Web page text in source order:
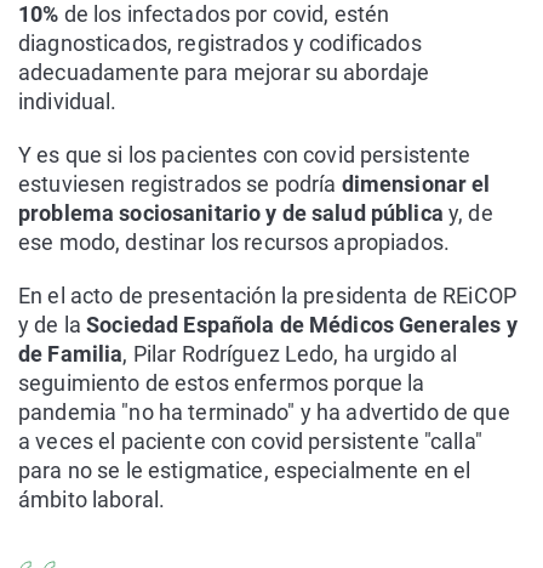
10% de los infectados por covid, estén
diagnosticados, registrados y codificados
adecuadamente para mejorar su abordaje
individual.
Y es que si los pacientes con covid persistente
estuviesen registrados se podría dimensionar el
problema sociosanitario y de salud pública y, de
ese modo, destinar los recursos apropiados.
En el acto de presentación la presidenta de REiCOP
y de la Sociedad Española de Médicos Generales y
de Familia, Pilar Rodríguez Ledo, ha urgido al
seguimiento de estos enfermos porque la
pandemia "no ha terminado" y ha advertido de que
a veces el paciente con covid persistente "calla"
para no se le estigmatice, especialmente en el
ámbito laboral.